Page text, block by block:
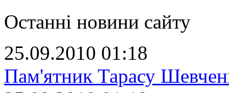
Останні новини сайту
25.09.2010 01:18
Пам'ятник Тарасу